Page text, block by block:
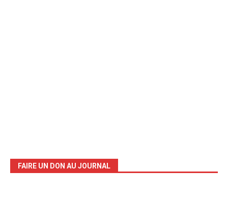
FAIRE UN DON AU JOURNAL